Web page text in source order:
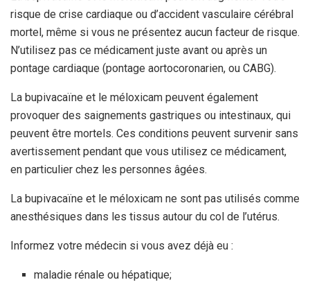
risque de crise cardiaque ou d’accident vasculaire cérébral
mortel, même si vous ne présentez aucun facteur de risque.
N’utilisez pas ce médicament juste avant ou après un
pontage cardiaque (pontage aortocoronarien, ou CABG).
La bupivacaïne et le méloxicam peuvent également
provoquer des saignements gastriques ou intestinaux, qui
peuvent être mortels. Ces conditions peuvent survenir sans
avertissement pendant que vous utilisez ce médicament,
en particulier chez les personnes âgées.
La bupivacaïne et le méloxicam ne sont pas utilisés comme
anesthésiques dans les tissus autour du col de l’utérus.
Informez votre médecin si vous avez déjà eu :
maladie rénale ou hépatique;